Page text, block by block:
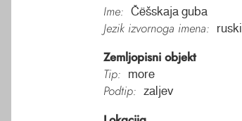
Ime:
Čёšskaja guba
Jezik izvornoga imena: ruski
Zemljopisni objekt
Tip:
more
Podtip: zaljev